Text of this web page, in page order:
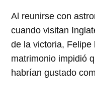
Al reunirse con
cuando visitan
de la victoria,
matrimonio impidió
habrían gustado